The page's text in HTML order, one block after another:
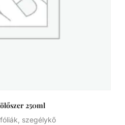
250ml
szegélykő